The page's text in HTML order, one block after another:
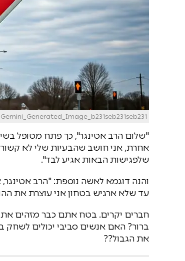
Gemini_Generated_Image_b231seb231seb231
​"שלום הרב אטינגר", כך פתח מטופל
אחרת, אני חושב שהבעיות שלי לא
שלפגישות הבאות אגיע לבד".
והנה דוגמא לאשה נוספת: "הרב
עד שלא ארגיש בטחון אני עוצרת את
חברים יקרים. בטח אתם כבר מזהים את
ברור? האם אנשים סביבי יכולים לשחק
את הגבול??